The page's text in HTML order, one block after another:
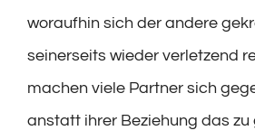
woraufhin sich der andere
seinerseits wieder verletzend
machen viele Partner sich
anstatt ihrer Beziehung das zu